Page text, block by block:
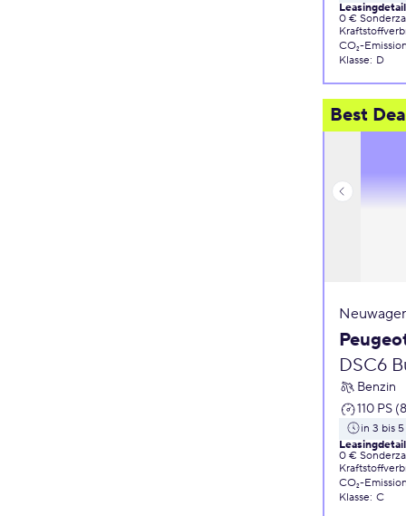
0 €
CO₂-
Klasse: D
Best
DSC6
Benzin
110 PS
in 3 bis
0 €
CO₂-
Klasse: C